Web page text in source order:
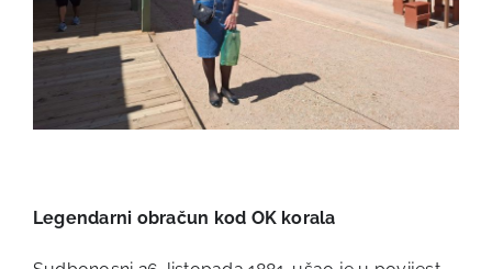
Legendarni obračun kod OK korala